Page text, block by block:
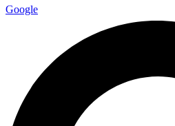
Google